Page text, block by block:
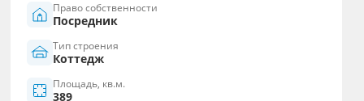
Право собственности
Посредник
Тип строения
Коттедж
Площадь, кв.м.
389